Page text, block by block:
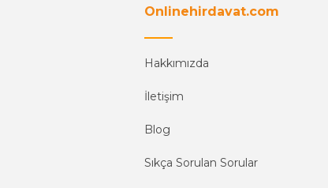
Onlinehirdavat.com
Hakkımızda
İletişim
Blog
Sıkça Sorulan Sorular